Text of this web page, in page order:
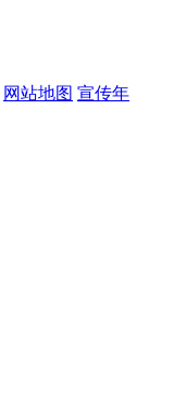
网站地图 宣传年